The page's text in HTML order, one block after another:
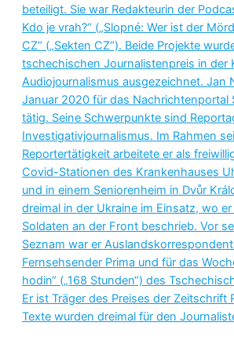
beteiligt. Sie war Redakteurin der
Kdo je vrah?“ („Slopné: Wer ist der
CZ“ („Sekten CZ“). Beide Projekte
tschechischen Journalistenpreis in der
Audiojournalismus ausgezeichnet. Jan
Januar 2020 für das Nachrichtenportal
tätig. Seine Schwerpunkte sind
Investigativjournalismus. Im Rahmen
Reportertätigkeit arbeitete er als
Covid-Stationen des Krankenhauses
und in einem Seniorenheim in Dvůr
dreimal in der Ukraine im Einsatz, wo
Soldaten an der Front beschrieb. Vor
Seznam war er
Fernsehsender Prima und für das
hodin“ („168 Stunden“) des
Er ist Träger des Preises der Zeitschrift
Texte wurden dreimal für den